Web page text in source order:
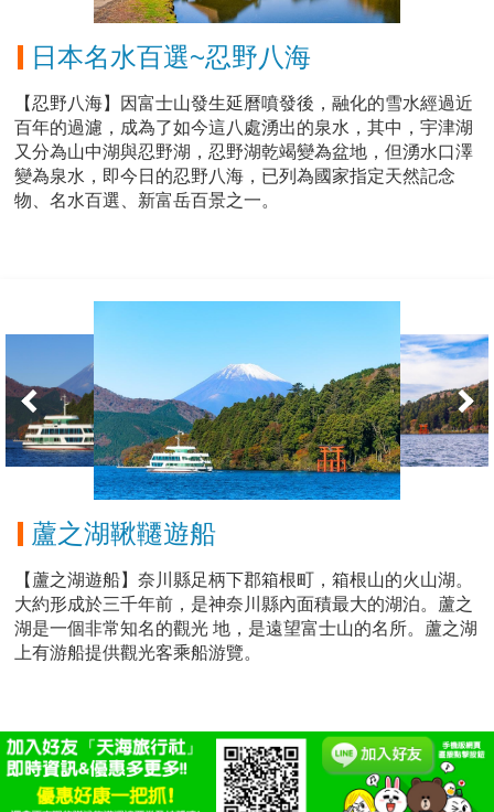
日本名水百選~忍野八海
【忍野八海】因富士山發生延曆噴發後，融化的雪水經過近
百年的過濾，成為了如今這八處湧出的泉水，其中，宇津湖
又分為山中湖與忍野湖，忍野湖乾竭變為盆地，但湧水口澤
變為泉水，即今日的忍野八海，已列為國家指定天然記念
物、名水百選、新富岳百景之一。
蘆之湖鞦韆遊船
【蘆之湖遊船】奈川縣足柄下郡箱根町，箱根山的火山湖。
大約形成於三千年前，是神奈川縣內面積最大的湖泊。蘆之
湖是一個非常知名的觀光 地，是遠望富士山的名所。蘆之湖
上有游船提供觀光客乘船游覽。